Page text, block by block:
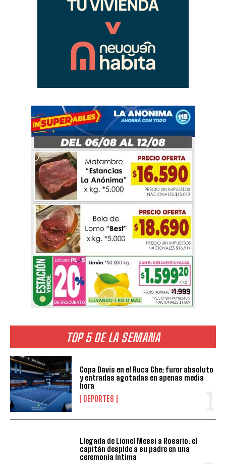
TOP 5 DE LA SEMANA
Copa Davis en el Ruca Che: furor absoluto
y entradas agotadas en apenas media
hora
DEPORTES
Llegada de Lionel Messi a Rosario: el
capitán despide a su padre en una
ceremonia íntima